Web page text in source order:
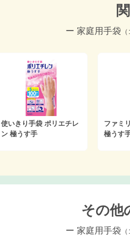
ー 家庭用手袋
使いきり手袋 ポリエチレ
ン 極うす手
ファミ
極うす
その他
ー 家庭用手袋